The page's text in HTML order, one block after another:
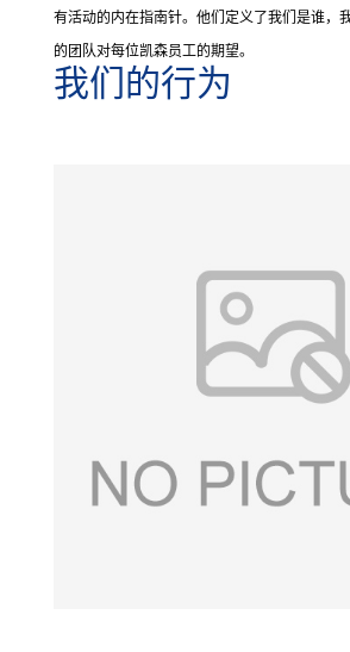
有活动的内在指南针。他们定义了我们是谁，
的团队对每位凯森员工的期望。
我们的行为